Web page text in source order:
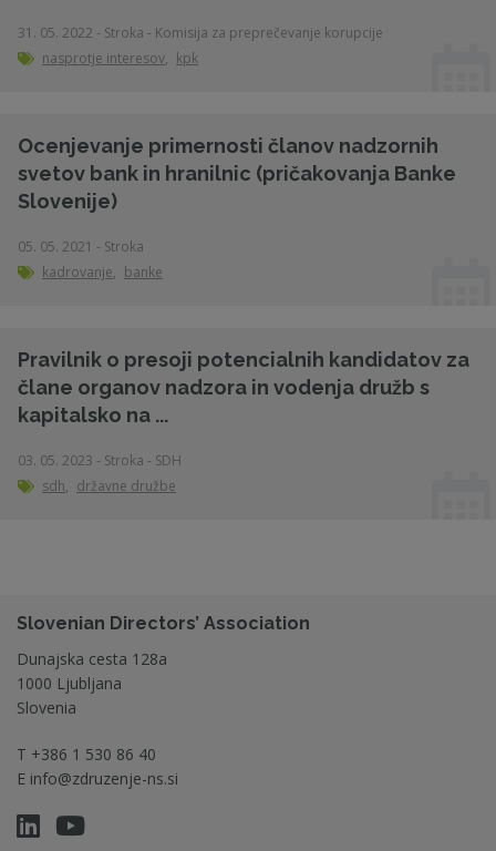
31. 05. 2022 - Stroka - Komisija za preprečevanje korupcije
nasprotje interesov, kpk
Ocenjevanje primernosti članov nadzornih
svetov bank in hranilnic (pričakovanja Banke
Slovenije)
05. 05. 2021 - Stroka
kadrovanje, banke
Pravilnik o presoji potencialnih kandidatov za
člane organov nadzora in vodenja družb s
kapitalsko na ...
03. 05. 2023 - Stroka - SDH
sdh, državne družbe
Slovenian Directors’ Association
Dunajska cesta 128a
1000 Ljubljana
Slovenia
T +386 1 530 86 40
E info@zdruzenje-ns.si